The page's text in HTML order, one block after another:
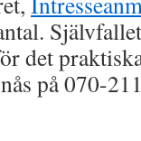
det
på 070-